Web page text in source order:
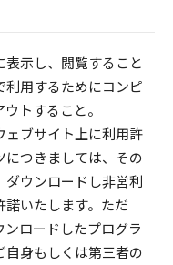
示し、閲覧すること
利用するためにコンピ
トすること。
ェブサイト上に利用許
つきましては、その
ウンロードし非営利
いたします。ただ
ロードしたプログラ
身もしくは第三者の